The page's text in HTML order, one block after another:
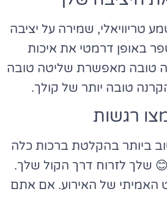
טריוויאלי, שמירה על יציבה
באופן דרמטי את איכות
טובה מאפשרת שליטה טובה
טובה יותר של קולך.
רגשות
ביותר בהקלטת ברכות כלה
שלך לזרוח דרך הקול שלך.
האמיתי של האירוע. אם אתם